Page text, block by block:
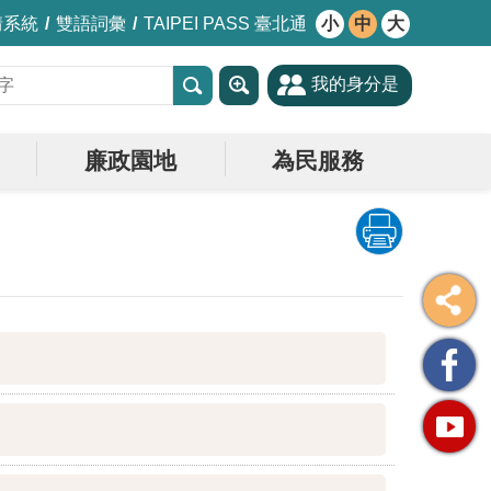
統 雙語詞彙 TAIPEI PASS 臺北通 小 中 大
我的身分是
廉政園地 為民服務